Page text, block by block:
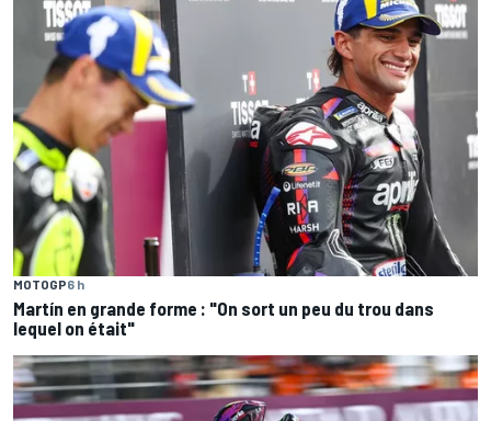
MOTOGP6 h
Martín en grande forme : "On sort un peu du trou dans
lequel on était"